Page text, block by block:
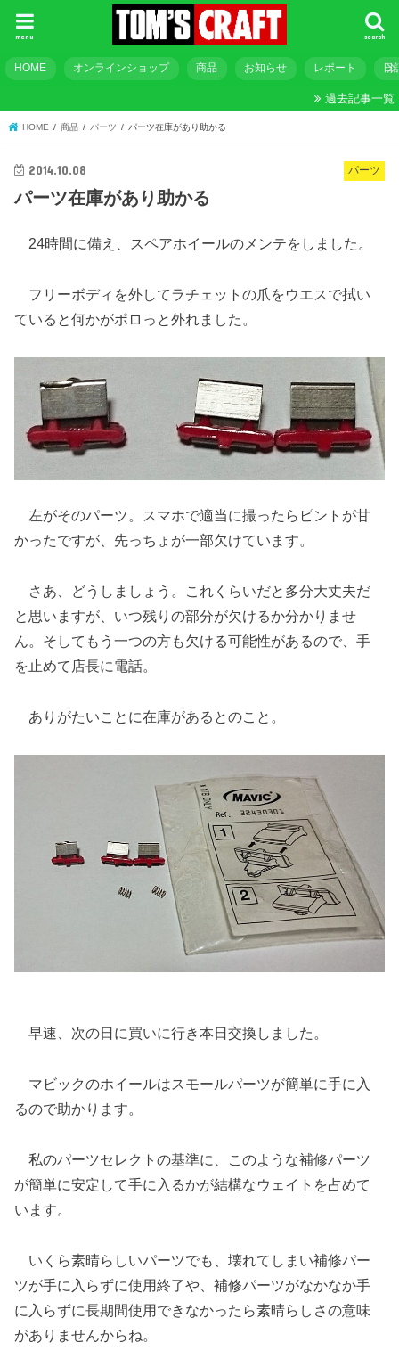
search
menu
HOME オンラインショップ 商品 お知らせ レポート 日
過去記事一覧
HOME 商品 パーツ パーツ在庫があり助かる
パーツ
2014.10.08
パーツ在庫があり助かる
24時間に備え、スペアホイールのメンテをしました。
フリーボディを外してラチェットの爪をウエスで拭い
ていると何かがポロっと外れました。
左がそのパーツ。スマホで適当に撮ったらピントが甘
かったですが、先っちょが一部欠けています。
さあ、どうしましょう。これくらいだと多分大丈夫だ
と思いますが、いつ残りの部分が欠けるか分かりませ
ん。そしてもう一つの方も欠ける可能性があるので、手
を止めて店長に電話。
ありがたいことに在庫があるとのこと。
早速、次の日に買いに行き本日交換しました。
マビックのホイールはスモールパーツが簡単に手に入
るので助かります。
私のパーツセレクトの基準に、このような補修パーツ
が簡単に安定して手に入るかが結構なウェイトを占めて
います。
いくら素晴らしいパーツでも、壊れてしまい補修パー
ツが手に入らずに使用終了や、補修パーツがなかなか手
に入らずに長期間使用できなかったら素晴らしさの意味
がありませんからね。